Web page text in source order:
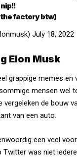
factory btw)
July 18, 2022
Elon Musk
grappige memes en
mensen wel
vergeleken de bouw
van een auto.
een veel
Twitter was niet